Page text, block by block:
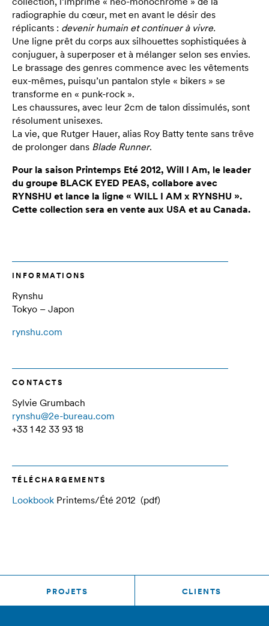
radiographie du cœur, met en avant le désir des
réplicants : devenir humain et continuer à vivre.
Une ligne prêt du corps aux silhouettes sophistiquées à
conjuguer, à superposer et à mélanger selon ses envies.
Le brassage des genres commence avec les vêtements
eux-mêmes, puisqu’un pantalon style « bikers » se
transforme en « punk-rock ».
Les chaussures, avec leur 2cm de talon dissimulés, sont
résolument unisexes.
La vie, que Rutger Hauer, alias Roy Batty tente sans trêve
de prolonger dans Blade Runner.
Pour la saison Printemps Eté 2012, Will I Am, le leader
du groupe BLACK EYED PEAS, collabore avec
RYNSHU et lance la ligne « WILL I AM x RYNSHU ».
Cette collection sera en vente aux USA et au Canada.
INFORMATIONS
Rynshu
Tokyo – Japon
rynshu.com
CONTACTS
Sylvie Grumbach
rynshu@2e-bureau.com
+33 1 42 33 93 18
TÉLÉCHARGEMENTS
Lookbook Printems/Été 2012 (pdf)
PROJETS CLIENTS